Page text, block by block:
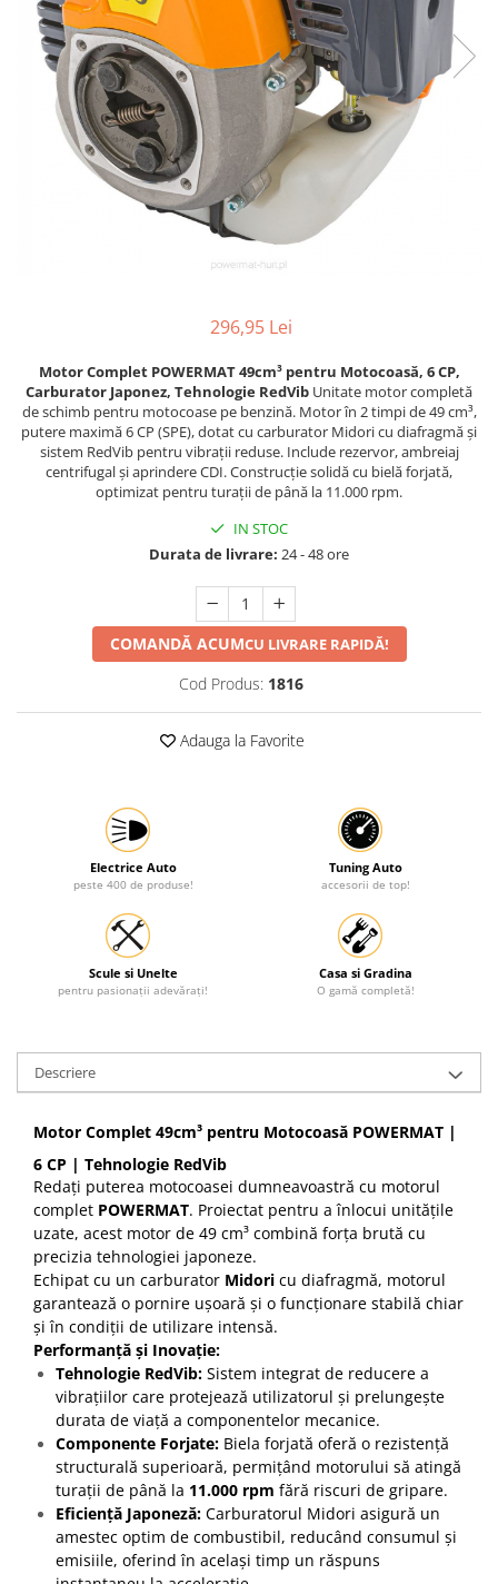
compresoare
Cricuri Auto Hidraulice
Pneumatice si Trapezoidale
Cricuri hidraulice
Cricuri pneumatice
Cricuri trapezoidale
Feon Electric
Generatoare curent
Masini de gaurit si Insurubat
Pistol de Lipit
Polizoare
Pompe Combustibil
Prelungitoare
Scule Pneumatice
Suport auto
Suport motocicleta
Tunuri de caldura si aeroteme
Mixere
Motocositoare si Motosape
Nivela laser
Pistol de vopsit
Rotopercutoare si bormasini
296,95 Lei
Motor Complet POWERMAT 49cm³ pentru Motocoasă, 6 CP,
Carburator Japonez, Tehnologie RedVib Unitate motor completă
de schimb pentru motocoase pe benzină. Motor în 2 timpi de 49 cm³,
putere maximă 6 CP (SPE), dotat cu carburator Midori cu diafragmă și
sistem RedVib pentru vibrații reduse. Include rezervor, ambreiaj
centrifugal și aprindere CDI. Construcție solidă cu bielă forjată,
optimizat pentru turații de până la 11.000 rpm.
IN STOC
Durata de livrare: 24 - 48 ore
COMANDĂ ACUMCU LIVRARE RAPIDĂ!
Cod Produs: 1816
Adauga la Favorite
Electrice Auto
peste 400 de produse!
Tuning Auto
accesorii de top!
Scule si Unelte
pentru pasionații adevărați!
Casa si Gradina
O gamă completă!
Descriere
Motor Complet 49cm³ pentru Motocoasă POWERMAT |
6 CP | Tehnologie RedVib
Redați puterea motocoasei dumneavoastră cu motorul
complet POWERMAT. Proiectat pentru a înlocui unitățile
uzate, acest motor de 49 cm³ combină forța brută cu
precizia tehnologiei japoneze.
Echipat cu un carburator Midori cu diafragmă, motorul
garantează o pornire ușoară și o funcționare stabilă chiar
și în condiții de utilizare intensă.
Performanță și Inovație:
Tehnologie RedVib: Sistem integrat de reducere a
vibrațiilor care protejează utilizatorul și prelungește
durata de viață a componentelor mecanice.
Componente Forjate: Biela forjată oferă o rezistență
structurală superioară, permițând motorului să atingă
turații de până la 11.000 rpm fără riscuri de gripare.
Eficiență Japoneză: Carburatorul Midori asigură un
amestec optim de combustibil, reducând consumul și
emisiile, oferind în același timp un răspuns